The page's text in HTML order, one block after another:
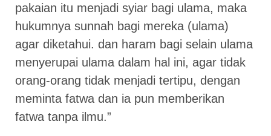
pakaian itu menjadi syiar bagi ulama, maka
hukumnya sunnah bagi mereka (ulama)
agar diketahui. dan haram bagi selain ulama
menyerupai ulama dalam hal ini, agar tidak
orang-orang tidak menjadi tertipu, dengan
meminta fatwa dan ia pun memberikan
fatwa tanpa ilmu.”